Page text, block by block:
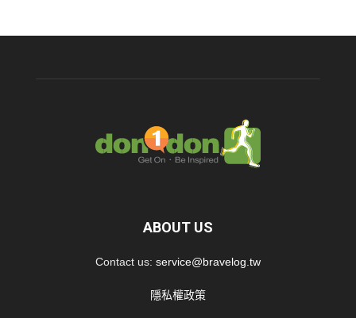
ABOUT US
Contact us: service@bravelog.tw
隱私權政策